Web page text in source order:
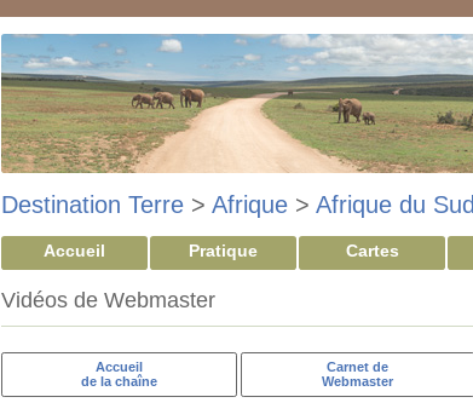
Destination Terre > Afrique > Afrique du Sud
Accueil Pratique Cartes
Vidéos de Webmaster
Accueil
de la chaîne
Carnet de
Webmaster